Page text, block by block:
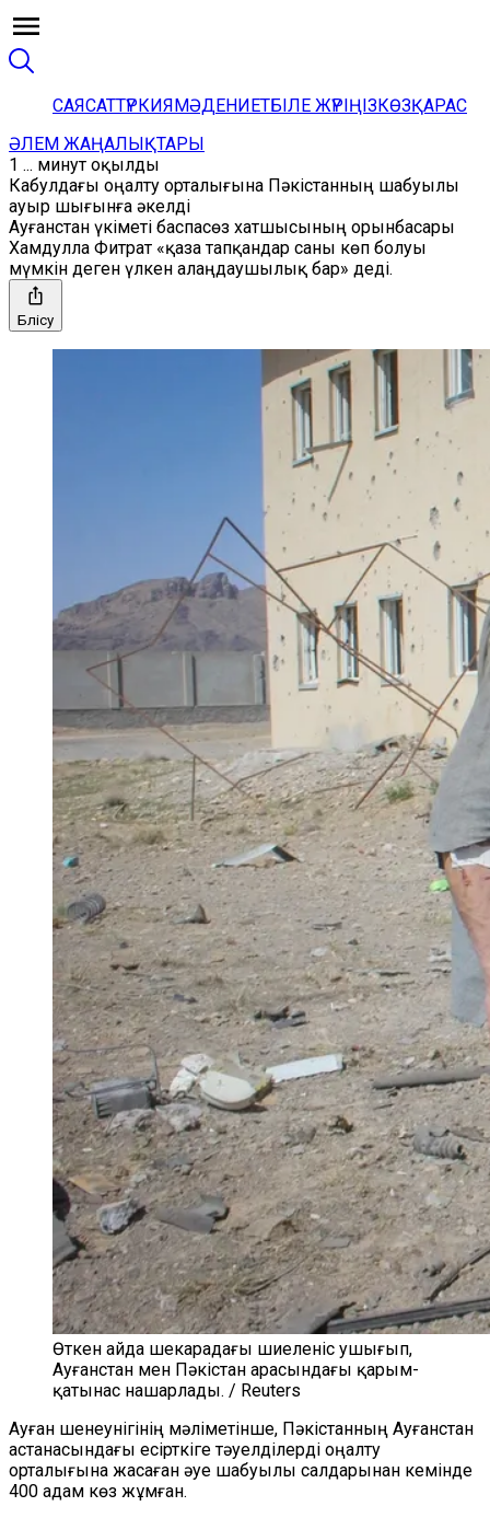
САЯСАТТҮРКИЯМӘДЕНИЕТБІЛЕ ЖҮРІҢІЗКӨЗҚАРАС
ӘЛЕМ ЖАҢАЛЫҚТАРЫ
1 ... минут оқылды
Кабулдағы оңалту орталығына Пәкістанның шабуылы
ауыр шығынға әкелді
Ауғанстан үкіметі баспасөз хатшысының орынбасары
Хамдулла Фитрат «қаза тапқандар саны көп болуы
мүмкін деген үлкен алаңдаушылық бар» деді.
Бөлісу
Өткен айда шекарадағы шиеленіс ушығып,
Ауғанстан мен Пәкістан арасындағы қарым-
қатынас нашарлады. / Reuters
Ауған шенеунігінің мәліметінше, Пәкістанның Ауғанстан
астанасындағы есірткіге тәуелділерді оңалту
орталығына жасаған әуе шабуылы салдарынан кемінде
400 адам көз жұмған.